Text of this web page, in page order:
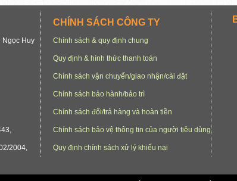
Ngọc Huy
2004,
CHÍNH SÁCH CÔNG TY
Chính sách & quy định chung
Quy định & hình thức thanh toán
Chính sách vận chuyển/giao nhận/cài đặt
Chính sách bảo hành/bảo trì
Chính sách đổi/trả hàng và hoàn tiền
Chính sách bảo vệ thông tin của người tiêu dùng
Quy định chính sách xử lý khiếu nại